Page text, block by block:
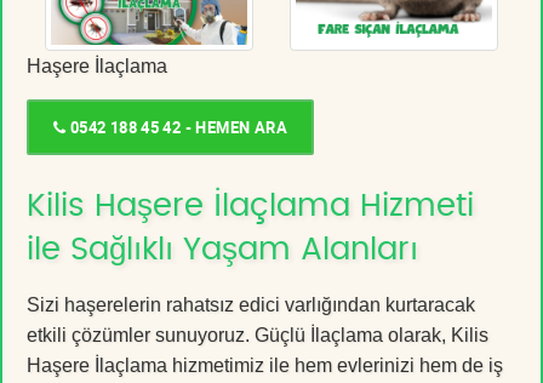
Haşere İlaçlama
0542 188 45 42 - HEMEN ARA
Kilis Haşere İlaçlama Hizmeti
ile Sağlıklı Yaşam Alanları
Sizi haşerelerin rahatsız edici varlığından kurtaracak
etkili çözümler sunuyoruz. Güçlü İlaçlama olarak, Kilis
Haşere İlaçlama hizmetimiz ile hem evlerinizi hem de iş